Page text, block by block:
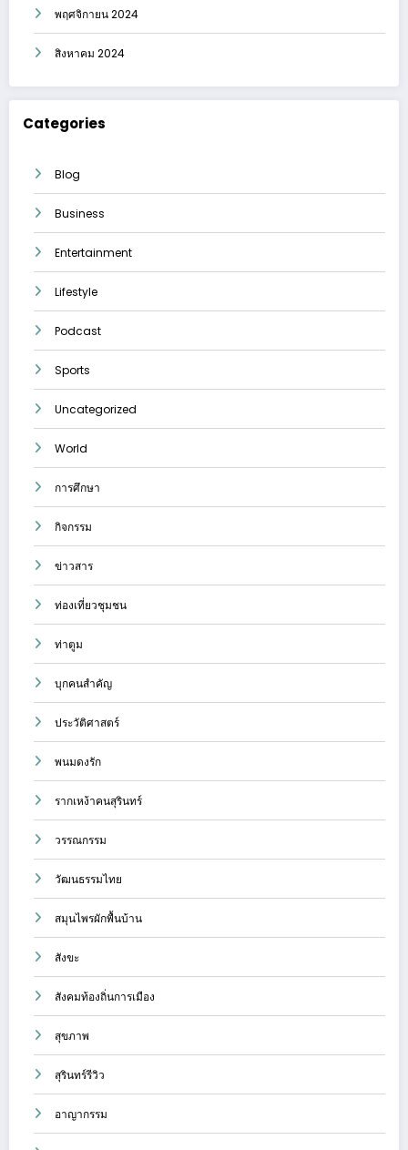
พฤศจิกายน 2024
สิงหาคม 2024
Categories
Blog
Business
Entertainment
Lifestyle
Podcast
Sports
Uncategorized
World
การศึกษา
กิจกรรม
ข่าวสาร
ท่องเที่ยวชุมชน
ท่าตูม
บุกคนสำคัญ
ประวัติศาสตร์
พนมดงรัก
รากเหง้าคนสุรินทร์
วรรณกรรม
วัฒนธรรมไทย
สมุนไพรผักพื้นบ้าน
สังขะ
สังคมท้องถิ่นการเมือง
สุขภาพ
สุรินทร์รีวิว
อาญากรรม